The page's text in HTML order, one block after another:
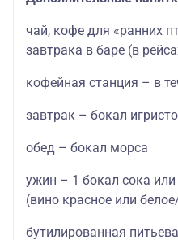
чай, кофе для «ранних
завтрака в баре (в
кофейная станция – в
завтрак – бокал
обед – бокал морса
ужин – 1 бокал сока
(вино красное или
бутилированная